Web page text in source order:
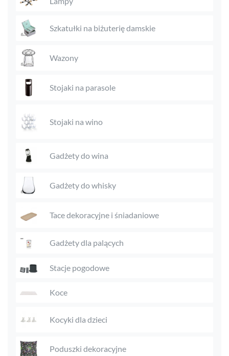
Szkatułki na biżuterię damskie
Wazony
Stojaki na parasole
Stojaki na wino
Gadżety do wina
Gadżety do whisky
Tace dekoracyjne i śniadaniowe
Gadżety dla palących
Stacje pogodowe
Koce
Kocyki dla dzieci
Poduszki dekoracyjne